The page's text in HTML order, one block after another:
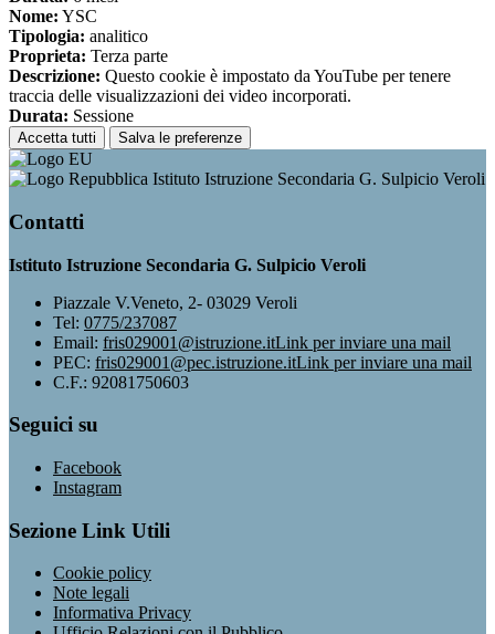
Nome: YSC
Tipologia: analitico
Proprieta: Terza parte
Descrizione: Questo cookie è impostato da YouTube per tenere
traccia delle visualizzazioni dei video incorporati.
Durata: Sessione
Accetta tutti Salva le preferenze
Istituto Istruzione Secondaria G. Sulpicio Veroli
Contatti
Istituto Istruzione Secondaria G. Sulpicio Veroli
Piazzale V.Veneto, 2- 03029 Veroli
Tel: 0775/237087
Email: fris029001@istruzione.itLink per inviare una mail
PEC: fris029001@pec.istruzione.itLink per inviare una mail
C.F.: 92081750603
Seguici su
Facebook
Instagram
Sezione Link Utili
Cookie policy
Note legali
Informativa Privacy